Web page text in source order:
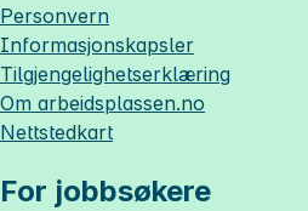
Personvern
Informasjonskapsler
Tilgjengelighetserklæring
Om arbeidsplassen.no
Nettstedkart
For jobbsøkere